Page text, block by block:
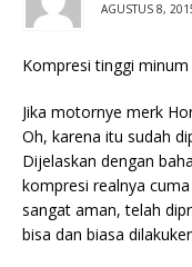
AGUSTUS 8,
Kompresi tinggi
Jika motornye merk
Oh, karena itu sudah
Dijelaskan dengan
kompresi realnya
sangat aman, telah
bisa dan biasa